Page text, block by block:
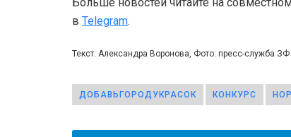
Больше новостей читайте на
в Telegram.
Текст: Александра Воронова, Фото: пресс-служба ЗФ
ДОБАВЬГОРОДУКРАСОК КОНКУРС